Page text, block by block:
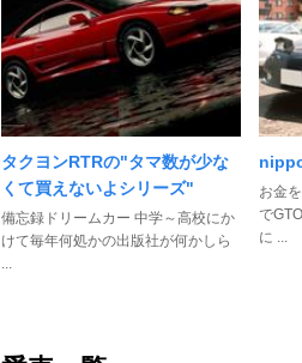
タクヨンRTRの"タマ数が少な
くて買えないよシリーズ"
備忘録ドリームカー 中学～高校にか
けて毎年何処かの出版社が何かしら
...
お金
で
に ...